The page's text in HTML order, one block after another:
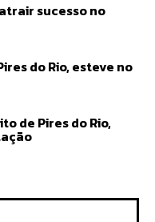
sucesso no
do Rio, esteve no
de Pires do Rio,